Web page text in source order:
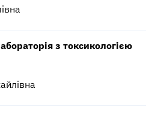
з токсикологією